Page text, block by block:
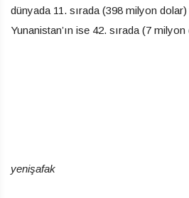
dünyada 11. sırada (398 milyon dolar)
Yunanistan’ın ise 42. sırada (7
yenişafak